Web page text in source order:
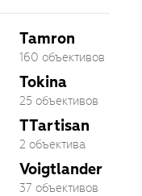
Tamron
160 объективов
Tokina
25 объективов
TTartisan
2 объектива
Voigtlander
37 объективов